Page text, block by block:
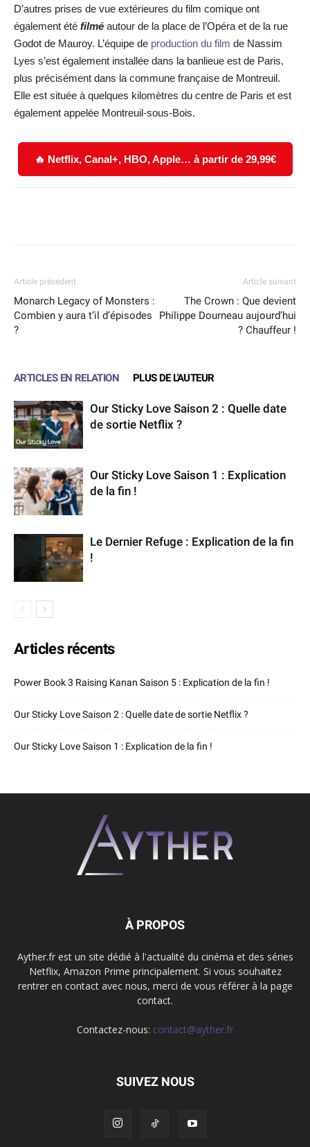
D’autres prises de vue extérieures du film comique ont
également été filmé autour de la place de l’Opéra et de la rue
Godot de Mauroy. L’équipe de production du film de Nassim
Lyes s’est également installée dans la banlieue est de Paris,
plus précisément dans la commune française de Montreuil.
Elle est située à quelques kilomètres du centre de Paris et est
également appelée Montreuil-sous-Bois.
🔥 Netflix, Canal+, HBO, Apple… à partir de 29,99€
Article précédent
Monarch Legacy of Monsters :
Combien y aura t’il d’épisodes
?
Article suivant
The Crown : Que devient
Philippe Dourneau aujourd’hui
? Chauffeur !
ARTICLES EN RELATION PLUS DE L'AUTEUR
Our Sticky Love Saison 2 : Quelle date
de sortie Netflix ?
Our Sticky Love Saison 1 : Explication
de la fin !
Le Dernier Refuge : Explication de la fin
!
Articles récents
Power Book 3 Raising Kanan Saison 5 : Explication de la fin !
Our Sticky Love Saison 2 : Quelle date de sortie Netflix ?
Our Sticky Love Saison 1 : Explication de la fin !
À PROPOS
Ayther.fr est un site dédié à l'actualité du cinéma et des séries
Netflix, Amazon Prime principalement. Si vous souhaitez
rentrer en contact avec nous, merci de vous référer à la page
contact.
Contactez-nous: contact@ayther.fr
SUIVEZ NOUS